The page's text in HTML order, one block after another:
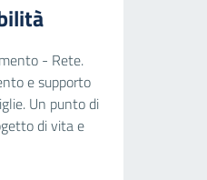
- Rete.
e supporto
Un punto di
di vita e